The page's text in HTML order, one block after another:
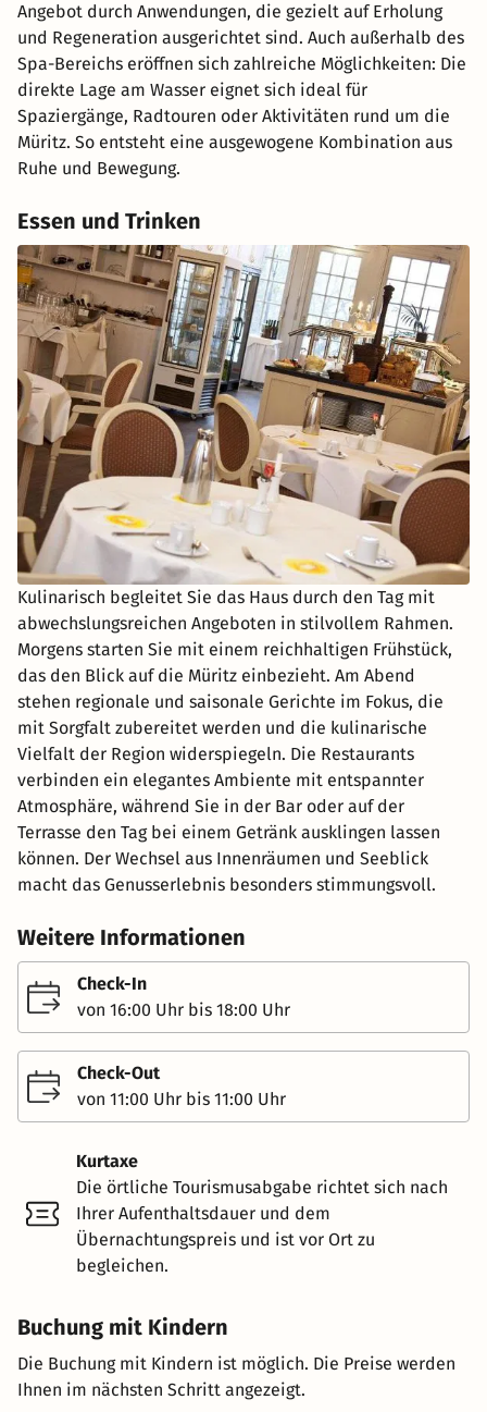
Angebot durch Anwendungen, die gezielt auf Erholung
und Regeneration ausgerichtet sind. Auch außerhalb des
Spa-Bereichs eröffnen sich zahlreiche Möglichkeiten: Die
direkte Lage am Wasser eignet sich ideal für
Spaziergänge, Radtouren oder Aktivitäten rund um die
Müritz. So entsteht eine ausgewogene Kombination aus
Ruhe und Bewegung.
Essen und Trinken
Kulinarisch begleitet Sie das Haus durch den Tag mit
abwechslungsreichen Angeboten in stilvollem Rahmen.
Morgens starten Sie mit einem reichhaltigen Frühstück,
das den Blick auf die Müritz einbezieht. Am Abend
stehen regionale und saisonale Gerichte im Fokus, die
mit Sorgfalt zubereitet werden und die kulinarische
Vielfalt der Region widerspiegeln. Die Restaurants
verbinden ein elegantes Ambiente mit entspannter
Atmosphäre, während Sie in der Bar oder auf der
Terrasse den Tag bei einem Getränk ausklingen lassen
können. Der Wechsel aus Innenräumen und Seeblick
macht das Genusserlebnis besonders stimmungsvoll.
Weitere Informationen
Check-In
von 16:00 Uhr bis 18:00 Uhr
Check-Out
von 11:00 Uhr bis 11:00 Uhr
Kurtaxe
Die örtliche Tourismusabgabe richtet sich nach
Ihrer Aufenthaltsdauer und dem
Übernachtungspreis und ist vor Ort zu
begleichen.
Buchung mit Kindern
Die Buchung mit Kindern ist möglich. Die Preise werden
Ihnen im nächsten Schritt angezeigt.